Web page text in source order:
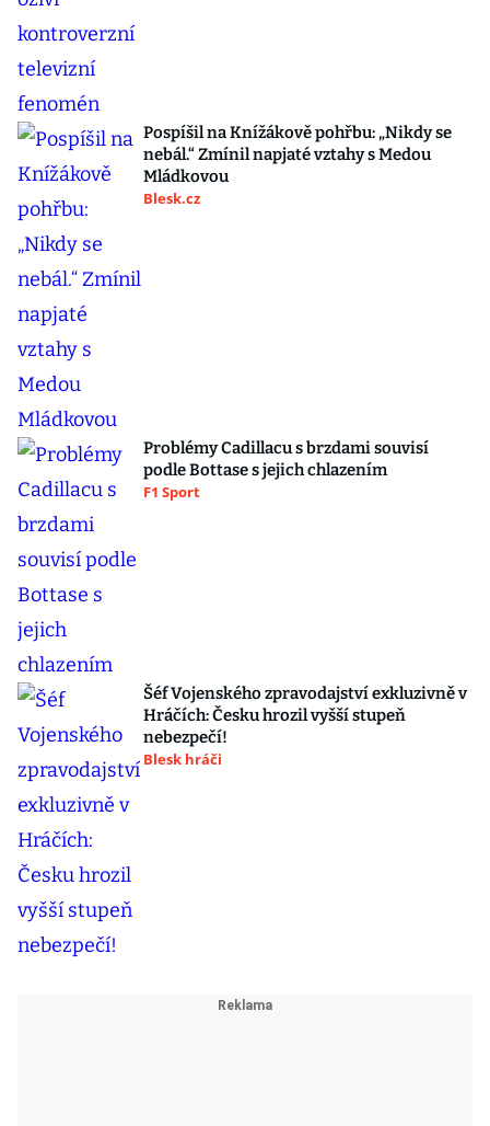
Pospíšil na Knížákově pohřbu: „Nikdy se
nebál.“ Zmínil napjaté vztahy s Medou
Mládkovou
Blesk.cz
Problémy Cadillacu s brzdami souvisí
podle Bottase s jejich chlazením
F1 Sport
Šéf Vojenského zpravodajství exkluzivně v
Hráčích: Česku hrozil vyšší stupeň
nebezpečí!
Blesk hráči